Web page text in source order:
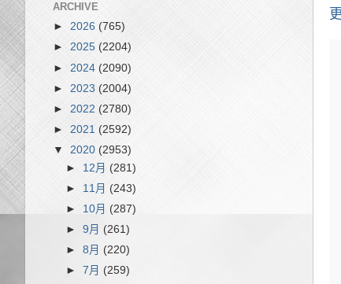
ARCHIVE
► 2026 (765)
► 2025 (2204)
► 2024 (2090)
► 2023 (2004)
► 2022 (2780)
► 2021 (2592)
▼ 2020 (2953)
► 12月(281)
► 11月(243)
► 10月 (287)
►9月 (261)
►8月 (220)
►7月 (259)